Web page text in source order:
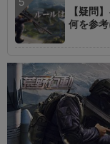
【疑問
何を参